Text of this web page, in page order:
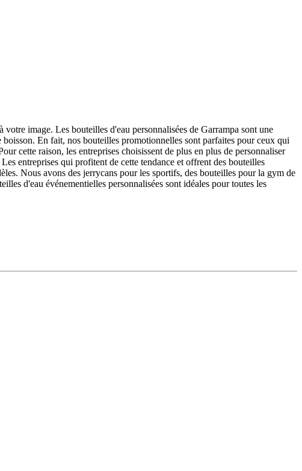
image. Les bouteilles d'eau personnalisées de Garrampa sont une
En fait, nos bouteilles promotionnelles sont parfaites pour ceux qui
cette raison, les entreprises choisissent de plus en plus de personnaliser
entreprises qui profitent de cette tendance et offrent des bouteilles
Nous avons des jerrycans pour les sportifs, des bouteilles pour la gym de
d'eau événementielles personnalisées sont idéales pour toutes les